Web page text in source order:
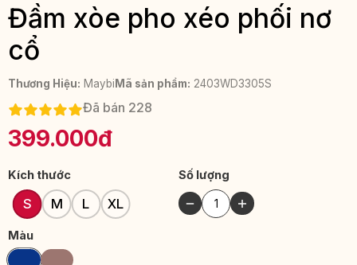
Đầm xòe pho xéo phối nơ
cổ
Thương Hiệu: Maybi Mã sản phẩm: 2403WD3305S
Đã bán 228
399.000đ
Kích thước
S M L XL
Số lượng
Màu